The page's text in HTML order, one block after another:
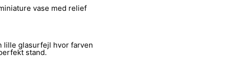
vase med relief
lille glasurfejl hvor farven
stand.